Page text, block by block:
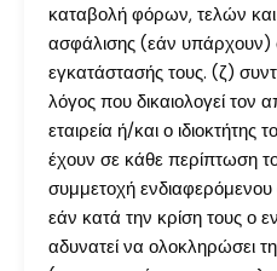
καταβολή φόρων, τελών
ασφάλισης (εάν υπάρχουν)
εγκατάστασής τους. (ζ)
λόγος που δικαιολογεί τον
εταιρεία ή/και ο ιδιοκτήτης
έχουν σε κάθε περίπτωση
συμμετοχή ενδιαφερόμενου
εάν κατά την κρίση τους ο
αδυνατεί να ολοκληρώσει